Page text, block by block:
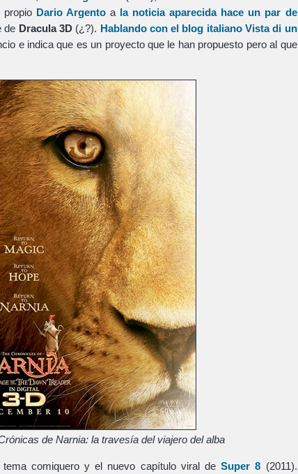
propio Dario Argento a la noticia aparecida hace un par de
de Dracula 3D (¿?). Hablando con el blog italiano Vista di un
e indica que es un proyecto que le han propuesto pero al que
de Narnia: la travesía del viajero del alba
comiquero y el nuevo capítulo viral deSuper 8 (2011).